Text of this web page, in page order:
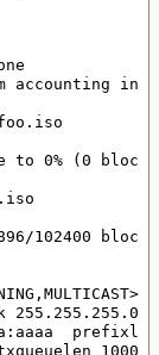
accounting
to 0% (0
102400 blocks
255.255.255.0
1000